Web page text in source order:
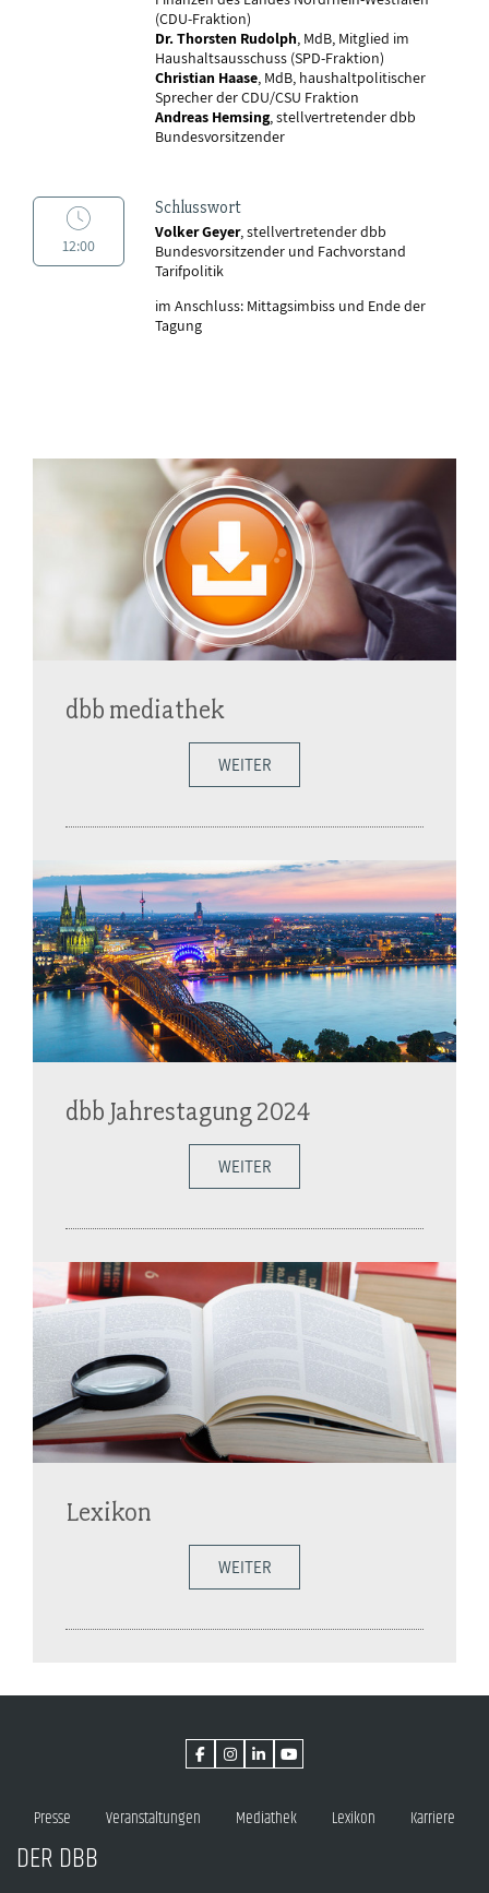
(CDU-Fraktion)
Dr. Thorsten Rudolph, MdB, Mitglied im
Haushaltsausschuss (SPD-Fraktion)
Christian Haase, MdB, haushaltpolitischer
Sprecher der CDU/CSU Fraktion
Andreas Hemsing, stellvertretender dbb
Bundesvorsitzender
12:00
Schlusswort
Volker Geyer, stellvertretender dbb
Bundesvorsitzender und Fachvorstand
Tarifpolitik
im Anschluss: Mittagsimbiss und Ende der
Tagung
dbb mediathek
WEITER
dbb Jahrestagung 2024
WEITER
Lexikon
WEITER
Presse Veranstaltungen Mediathek Lexikon Karriere
DER DBB